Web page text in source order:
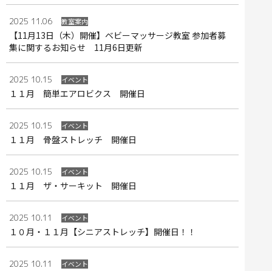
2025 11.06 教室案内
【11月13日（木）開催】ベビーマッサージ教室 参加者募
集に関するお知らせ 11月6日更新
2025 10.15 イベント
１１月 簡単エアロビクス 開催日
2025 10.15 イベント
１１月 骨盤ストレッチ 開催日
2025 10.15 イベント
１１月 ザ・サーキット 開催日
2025 10.11 イベント
１０月・１１月【シニアストレッチ】開催日！！
2025 10.11 イベント